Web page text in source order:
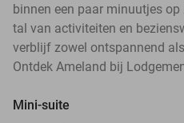
binnen een paar minuutjes
tal van activiteiten en
verblijf zowel ontspannend
Ontdek Ameland bij
Mini-suite